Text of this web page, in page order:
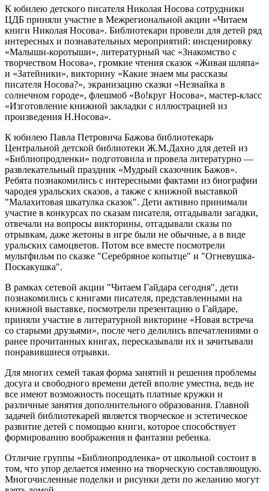
К юбилею детского писателя Николая Носова сотрудники
ЦДБ приняли участие в Межрегиональной акции «Читаем
книги Николая Носова». Библиотекари провели для детей ряд
интересных и познавательных мероприятий: инсценировку
«Малыши-коротыши», литературный час «Знакомство с
творчеством Носова», громкие чтения сказок «Живая шляпа»
и «Затейники», викторину «Какие знаем мы рассказы
писателя Носова?», экранизацию сказки «Незнайка в
солнечном городе», флешмоб «Во!круг Носова», мастер-класс
«Изготовление книжной закладки с иллюстрацией из
произведения Н.Носова».
К юбилею Павла Петровича Бажова библиотекарь
Центральной детской библиотеки Ж.М.Дахно для детей из
«Библиопродленки» подготовила и провела литературно —
развлекательный праздник «Мудрый сказочник Бажов».
Ребята познакомились с интересными фактами из биографии
чародея уральских сказов, а также с книжной выставкой
"Малахитовая шкатулка сказок". Дети активно принимали
участие в конкурсах по сказам писателя, отгадывали загадки,
отвечали на вопросы викторины, отгадывали сказы по
отрывкам, даже жетоны в игре были не обычные, а в виде
уральских самоцветов. Потом все вместе посмотрели
мультфильм по сказке "Серебряное копытце" и "Огневушка-
Поскакушка".
В рамках сетевой акции "Читаем Гайдара сегодня", дети
познакомились с книгами писателя, представленными на
книжной выставке, посмотрели презентацию о Гайдаре,
приняли участие в литературной викторине «Новая встреча
со старыми друзьями», после чего делились впечатлениями о
ранее прочитанных книгах, пересказывали их и зачитывали
понравившиеся отрывки.
Для многих семей такая форма занятий и решения проблемы
досуга и свободного времени детей вполне уместна, ведь не
все имеют возможность посещать платные кружки и
различные занятия дополнительного образования. Главной
задачей библиотекарей является творческое и эстетическое
развитие детей с помощью книги, которое способствует
формированию воображения и фантазии ребенка.
Отличие группы «Библиопродленка» от школьной состоит в
том, что упор делается именно на творческую составляющую.
Многочисленные поделки и рисунки дети по желанию могут